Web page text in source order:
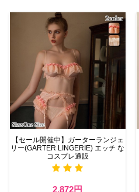
【セール開催中】ガーターランジェ
リー(GARTER LINGERIE) エッチ な
コスプレ通販
2,872円